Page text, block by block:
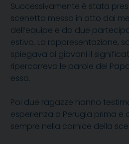
Successivamente è stata
scenetta messa in atto dai
dell’equipe e da due
estivo. La rappresentazione,
spiegava ai giovani il
ripercorreva le parole del
esso.
Poi due ragazze hanno
esperienza a Perugia prima e
sempre nella cornice della